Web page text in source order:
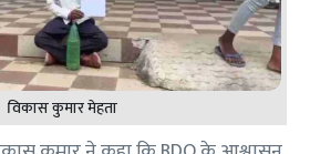
विकास कुमार मेहता